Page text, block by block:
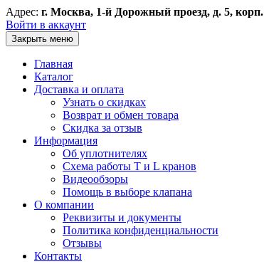
Адрес: г. Москва, 1-й Дорожный проезд, д. 5,
Войти в аккаунт
Закрыть меню
Главная
Каталог
Доставка и оплата
Узнать о скидках
Возврат и обмен товара
Скидка за отзыв
Информация
Об уплотнителях
Схема работы T и L кранов
Видеообзоры
Помощь в выборе клапана
О компании
Реквизиты и документы
Политика конфиденциальности
Отзывы
Контакты